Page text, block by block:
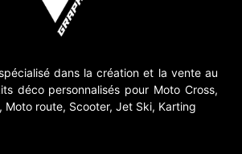
dans la création et la vente au
déco personnalisés pour Moto Cross,
Moto route, Scooter, Jet Ski, Karting